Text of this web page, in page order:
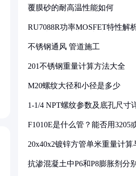
覆膜砂的耐高温性能如何
RU7088R功率MOSFET特性解
不锈钢通风 管道施工
201不锈钢重量计算方法大全
M20螺纹大径和小径是多少
1-1/4 NPT螺纹参数及底孔尺寸
F1010E是什么管？能否用3205
20x40x2镀锌方管单米重量计算
抗渗混凝土中P6和P8膨胀剂分